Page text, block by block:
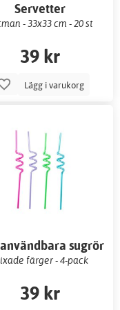
Servetter
- 33x33 cm - 20 st
39 kr
Lägg i varukorg
sugrör
färger - 4-pack
39 kr